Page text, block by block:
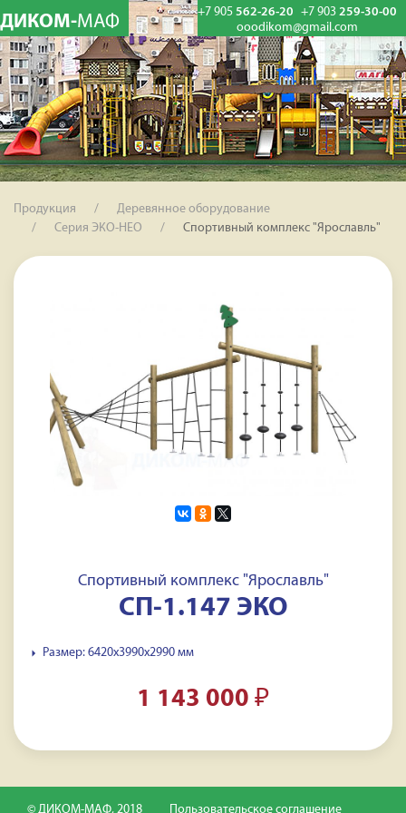
ДИКОМ-МАФ +7 905 562-26-20 +7 903 259-30-00
ooodikom@gmail.com
Продукция
Деревянное оборудование
Серия ЭКО-НЕО
Спортивный комплекс "Ярославль"
Спортивный комплекс "Ярославль"
СП-1.147 ЭКО
Размер: 6420x3990x2990 мм
1 143 000 ₽
© ДИКОМ-МАФ, 2018 Пользовательское соглашение